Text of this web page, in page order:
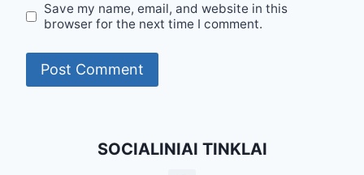
Save my name, email, and website in this
browser for the next time I comment.
SOCIALINIAI TINKLAI